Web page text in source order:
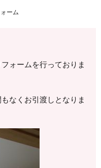
ーム
ォームを行っておりま
なくお引渡しとなりま